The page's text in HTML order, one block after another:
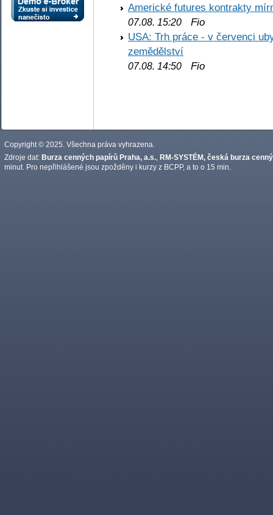
Americké futures kontrakty
07.08. 15:20 Fio
USA: Trh práce - v červenci
zemědělství
07.08. 14:50 Fio
Copyright © 2025. Všechna práva vyhrazena.
Zdroje dat: Burza cenných papírů Praha, a.s. RM-SYSTÉM, česká burza
minut. Pro nepřihlášené jsou zpožděny i kurzy z BCPP, a to o 15 min.